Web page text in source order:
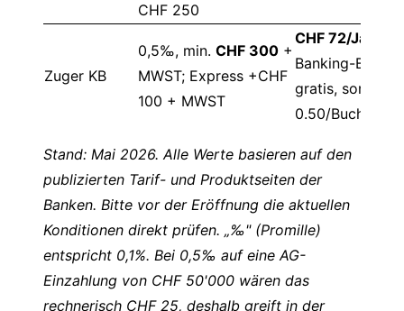
CHF 250
Zuger KB
0,5‰, min. CHF 300 +
MWST; Express +CHF
100 + MWST
CHF 72/Jahr
Banking-
gratis, sonst
0.50/Buchung
Stand: Mai 2026. Alle Werte basieren auf den
publizierten Tarif- und Produktseiten der
Banken. Bitte vor der Eröffnung die aktuellen
Konditionen direkt prüfen. „‰" (Promille)
entspricht 0,1%. Bei 0,5‰ auf eine AG-
Einzahlung von CHF 50'000 wären das
rechnerisch CHF 25, deshalb greift in der